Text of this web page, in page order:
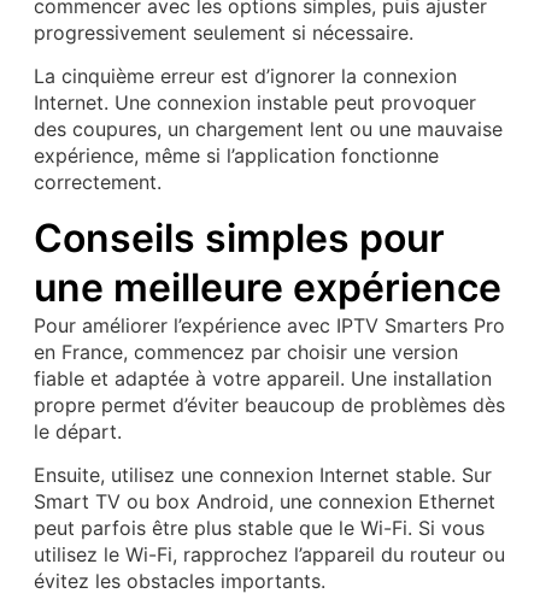
commencer avec les options simples, puis ajuster
progressivement seulement si nécessaire.
La cinquième erreur est d’ignorer la connexion
Internet. Une connexion instable peut provoquer
des coupures, un chargement lent ou une mauvaise
expérience, même si l’application fonctionne
correctement.
Conseils simples pour
une meilleure expérience
Pour améliorer l’expérience avec IPTV Smarters Pro
en France, commencez par choisir une version
fiable et adaptée à votre appareil. Une installation
propre permet d’éviter beaucoup de problèmes dès
le départ.
Ensuite, utilisez une connexion Internet stable. Sur
Smart TV ou box Android, une connexion Ethernet
peut parfois être plus stable que le Wi-Fi. Si vous
utilisez le Wi-Fi, rapprochez l’appareil du routeur ou
évitez les obstacles importants.